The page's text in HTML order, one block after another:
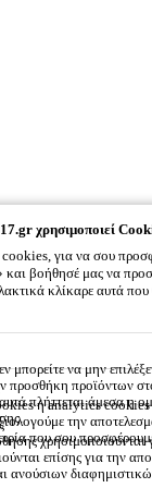
χρησιμοποιεί
για να σου
βοήθησέ μας να
κλίκαρε αυτά
μπορείτε να μην
προσθήκη προϊόντων
πλήττεται άμεσα η
ή analytics cookies
την
που σου
χρησιμοποιούνται
επίσης για την
ανούσιων